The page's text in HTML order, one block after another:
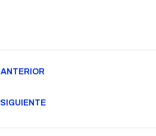
ANTERIOR
SIGUIENTE